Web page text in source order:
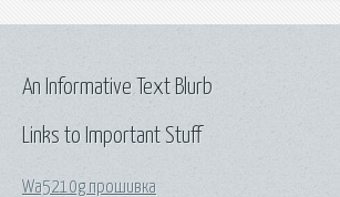
Links to Important Stuff
Wa5210g прошивка
An Informative Text Blurb